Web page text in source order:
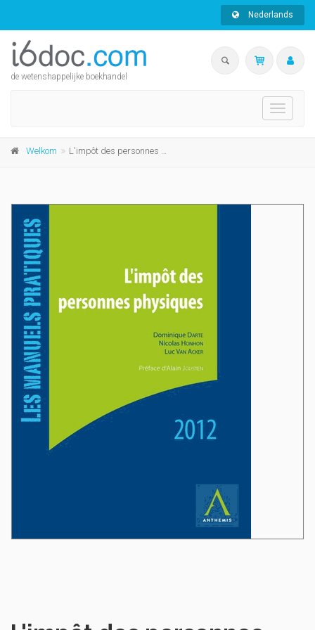
Nederlands
de wetenshappelijke boekhandel
Toggle
Welkom L'impôt des personnes physiques 2012